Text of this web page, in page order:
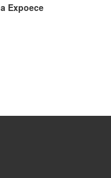
Expoece